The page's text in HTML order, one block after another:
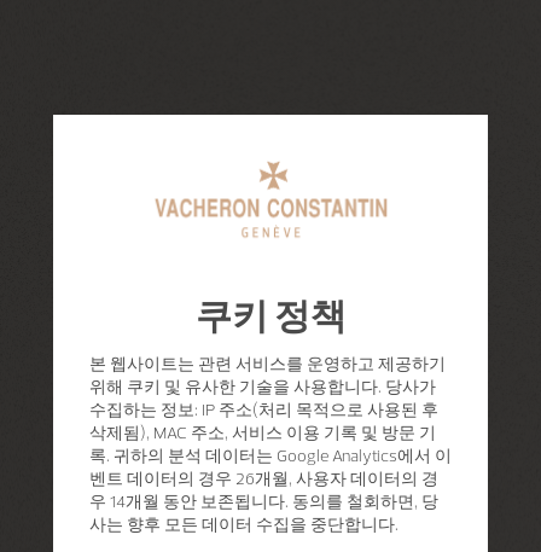
쿠키 정책
본 웹사이트는 관련 서비스를 운영하고 제공하기
위해 쿠키 및 유사한 기술을 사용합니다. 당사가
수집하는 정보: IP 주소(처리 목적으로 사용된 후
삭제됨), MAC 주소, 서비스 이용 기록 및 방문 기
록. 귀하의 분석 데이터는 Google Analytics에서 이
벤트 데이터의 경우 26개월, 사용자 데이터의 경
우 14개월 동안 보존됩니다. 동의를 철회하면, 당
사는 향후 모든 데이터 수집을 중단합니다.